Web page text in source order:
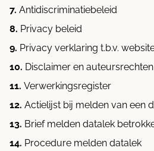
Antidiscriminatiebeleid
Privacy beleid
Privacy verklaring t.b.v.
Disclaimer en
Verwerkingsregister
Actielijst bij melden van een
Brief melden datalek
Procedure melden datalek